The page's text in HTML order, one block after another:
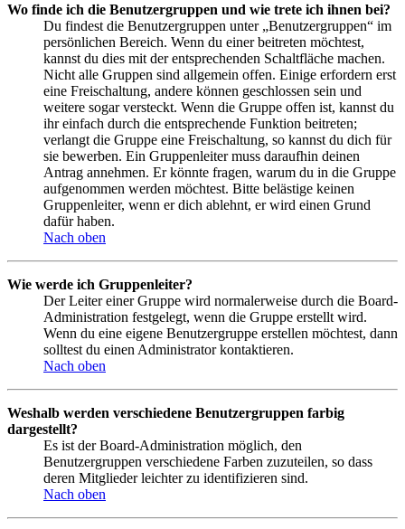
Wo finde ich die Benutzergruppen und wie trete ich ihnen bei?
Du findest die Benutzergruppen unter „Benutzergruppen“ im
persönlichen Bereich. Wenn du einer beitreten möchtest,
kannst du dies mit der entsprechenden Schaltfläche machen.
Nicht alle Gruppen sind allgemein offen. Einige erfordern erst
eine Freischaltung, andere können geschlossen sein und
weitere sogar versteckt. Wenn die Gruppe offen ist, kannst du
ihr einfach durch die entsprechende Funktion beitreten;
verlangt die Gruppe eine Freischaltung, so kannst du dich für
sie bewerben. Ein Gruppenleiter muss daraufhin deinen
Antrag annehmen. Er könnte fragen, warum du in die Gruppe
aufgenommen werden möchtest. Bitte belästige keinen
Gruppenleiter, wenn er dich ablehnt, er wird einen Grund
dafür haben.
Nach oben
Wie werde ich Gruppenleiter?
Der Leiter einer Gruppe wird normalerweise durch die Board-
Administration festgelegt, wenn die Gruppe erstellt wird.
Wenn du eine eigene Benutzergruppe erstellen möchtest, dann
solltest du einen Administrator kontaktieren.
Nach oben
Weshalb werden verschiedene Benutzergruppen farbig
dargestellt?
Es ist der Board-Administration möglich, den
Benutzergruppen verschiedene Farben zuzuteilen, so dass
deren Mitglieder leichter zu identifizieren sind.
Nach oben